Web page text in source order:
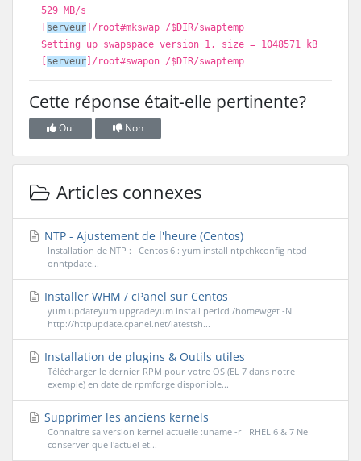
529 MB/s
[serveur] /root#mkswap /$DIR/swaptemp
Setting up swapspace version 1, size = 1048571 kB
[serveur] /root#swapon /$DIR/swaptemp
Cette réponse était-elle pertinente?
Oui Non
Articles connexes
NTP - Ajustement de l'heure (Centos)
Installation de NTP : Centos 6 : yum install ntpchkconfig ntpd
onntpdate...
Installer WHM / cPanel sur Centos
yum updateyum upgradeyum install perlcd /homewget -N
http://httpupdate.cpanel.net/latestsh...
Installation de plugins & Outils utiles
Télécharger le dernier RPM pour votre OS (EL 7 dans notre
exemple) en date de rpmforge disponible...
Supprimer les anciens kernels
Connaitre sa version kernel actuelle :uname -r RHEL 6 & 7 Ne
conserver que l'actuel et...